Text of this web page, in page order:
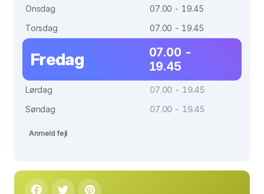
Onsdag
07.00 - 19.45
Torsdag
07.00 - 19.45
Fredag
07.00 -
19.45
Lørdag
07.00 - 19.45
Søndag
07.00 - 19.45
Anmeld fejl